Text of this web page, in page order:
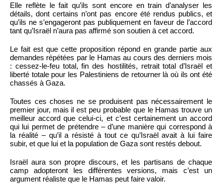
Elle reflète le fait qu’ils sont encore en train d’analyser les
détails, dont certains n’ont pas encore été rendus publics, et
qu’ils ne s’engageront pas publiquement en faveur de l’accord
tant qu’Israël n’aura pas affirmé son soutien à cet accord.
Le fait est que cette proposition répond en grande partie aux
demandes répétées par le Hamas au cours des derniers mois
: cessez-le-feu total, fin des hostilités, retrait total d’Israël et
liberté totale pour les Palestiniens de retourner là où ils ont été
chassés à Gaza.
Toutes ces choses ne se produisent pas nécessairement le
premier jour, mais il est peu probable que le Hamas trouve un
meilleur accord que celui-ci, et c’est certainement un accord
qui lui permet de prétendre – d’une manière qui correspond à
la réalité – qu’il a résisté à tout ce qu’Israël avait à lui faire
subir, et que lui et la population de Gaza sont restés debout.
Israël aura son propre discours, et les partisans de chaque
camp adopteront les différentes versions, mais c’est un
argument réaliste que le Hamas peut faire valoir.